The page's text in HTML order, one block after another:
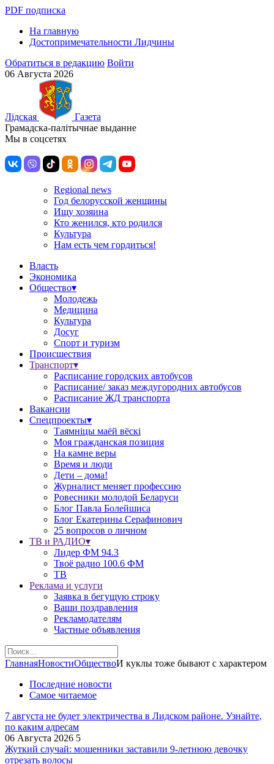
PDF подписка
На главную
Достопримечательности Лидчины
Обратиться в редакцию Войти
06 Августа 2026
Лiдская
Газета
Грамадска-палiтычнае выданне
Мы в соцсетях
Regional news
Год белорусской женщины
Ищу хозяина
Кто женился, кто родился
Культура
Нам есть чем гордиться!
Власть
Экономика
Общество▾
Молодежь
Медицина
Культура
Досуг
Спорт и туризм
Происшествия
Транспорт▾
Расписание городских автобусов
Расписание/ заказ междугородних автобусов
Расписание ЖД транспорта
Вакансии
Спецпроекты▾
Таямніцы маёй вёскі
Моя гражданская позиция
На камне веры
Время и люди
Дети – дома!
Журналист меняет профессию
Ровесники молодой Беларуси
Блог Павла Болейшиса
Блог Екатерины Серафинович
25 вопросов о личном
ТВ и РАДИО▾
Лидер ФМ 94.3
Твоё радио 100.6 ФМ
ТВ
Реклама и услуги
Заявка в бегущую строку
Ваши поздравления
Рекламодателям
Частные объявления
ГлавнаяНовостиОбществоИ куклы тоже бывают с характером
Последние новости
Самое читаемое
7 августа не будет электричества в Лидском районе. Узнайте,
по каким адресам
06 Августа 2026 5
Жуткий случай: мошенники заставили 9‑летнюю девочку
отрезать волосы